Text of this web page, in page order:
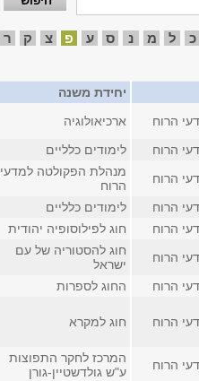
כ ל מ נ ס ע פ צ ק ר
יחידת משנה
הרוח ארכיאולוגיה
הרוח
לימודים כלליים
הרוח
מנהלת הפקולטה למדעי
הרוח
הרוח
לימודים כלליים
הרוח
חוג לפילוסופיה יהודית
הרוח
חוג להסטוריה של עם
ישראל
הרוח החוג לספרות
הרוח חוג למקרא
הרוח
המרכז לחקר התפוצות
ע"ש גולדשטיין-גורן